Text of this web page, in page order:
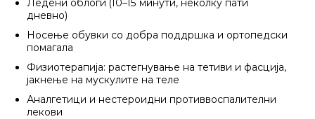
дневно)
Носење обувки со добра поддршка и ортопедски
помагала
Физиотерапија: растегнување на тетиви и фасција,
јакнење на мускулите на теле
Аналгетици и нестероидни противвоспалителни
лекови